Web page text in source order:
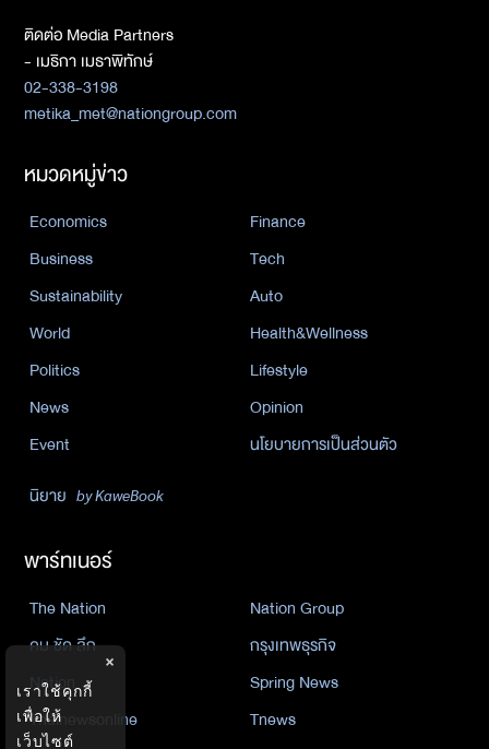
ติดต่อ Media Partners
- เมธิกา เมธาพิทักษ์
02-338-3198
metika_met@nationgroup.com
หมวดหมู่ข่าว
Economics
Finance
Business
Tech
Sustainability
Auto
World
Health&Wellness
Politics
Lifestyle
News
Opinion
Event
นโยบายการเป็นส่วนตัว
นิยาย by KaweBook
พาร์ทเนอร์
The Nation
Nation Group
คม ชัด ลึก
กรุงเทพธุรกิจ
Nation
Spring News
Thainewsonline
Tnews
×
เราใช้คุกกี้
เพื่อให้
เว็บไซต์